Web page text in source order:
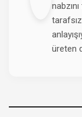
üreten